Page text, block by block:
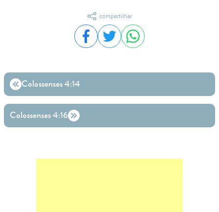
compartilhar
Compartilhar no Facebook
Compartilhar no Twitter
Compartilhar no
Colossenses 4:14
Colossenses 4:16